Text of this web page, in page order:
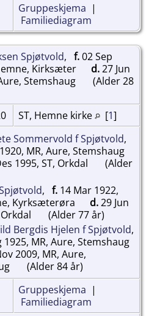
Gruppeskjema |
Familiediagram
Spjøtvold, f.02 Sep
Kirksæter
d.27 Jun
Stemshaug
(Alder 28
ST, Hemne kirke [1]
Sommervold f Spjøtvold,
MR, Aure, Stemshaug
1995, ST, Orkdal
(Alder
, f. 14 Mar 1922,
Kyrksæterøra
d.29 Jun
(Alder 77 år)
Bergdis Hjelen f Spjøtvold,
1925, MR, Aure, Stemshaug
2009, MR, Aure,
(Alder 84 år)
Gruppeskjema |
Familiediagram